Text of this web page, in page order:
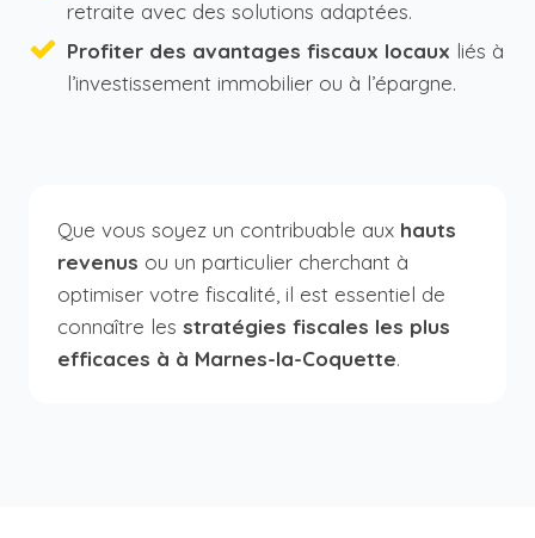
retraite avec des solutions adaptées.
Profiter des avantages fiscaux locaux liés à
l’investissement immobilier ou à l’épargne.
Que vous soyez un contribuable aux hauts
revenus ou un particulier cherchant à
optimiser votre fiscalité, il est essentiel de
connaître les stratégies fiscales les plus
efficaces à à Marnes-la-Coquette.